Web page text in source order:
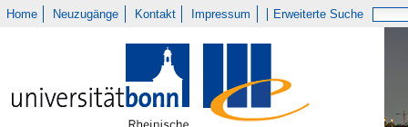
Home Neuzugänge Kontakt Impressum Erweiterte Suche